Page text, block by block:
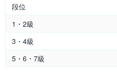
段位
1・2級
3・4級
5・6・7級